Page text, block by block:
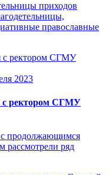
приходов
православные
2023
с ректором СГМУ
с продолжающимся
рассмотрели ряд